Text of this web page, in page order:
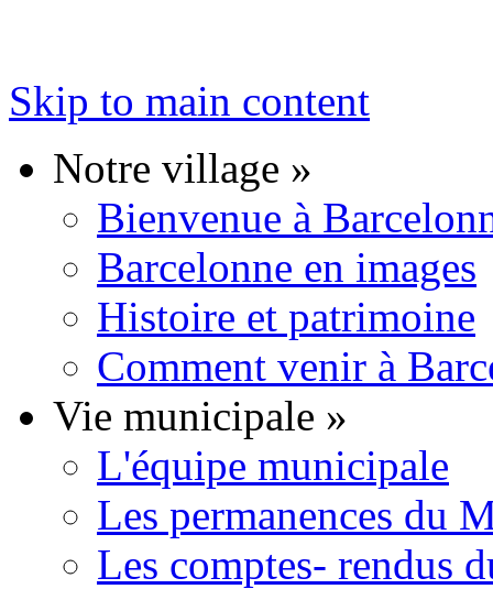
Skip to main content
Notre village »
Bienvenue à
Barcelonne en images
Histoire et patrimoine
Comment venir à
Vie municipale »
L'équipe municipale
Les permanences du
Les comptes- rendus